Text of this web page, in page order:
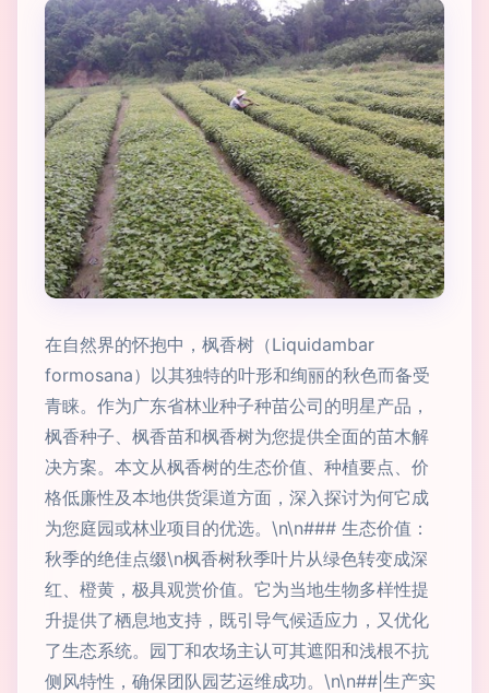
在自然界的怀抱中，枫香树（Liquidambar
formosana）以其独特的叶形和绚丽的秋色而备受
青睐。作为广东省林业种子种苗公司的明星产品，
枫香种子、枫香苗和枫香树为您提供全面的苗木解
决方案。本文从枫香树的生态价值、种植要点、价
格低廉性及本地供货渠道方面，深入探讨为何它成
为您庭园或林业项目的优选。\n\n### 生态价值：
秋季的绝佳点缀\n枫香树秋季叶片从绿色转变成深
红、橙黄，极具观赏价值。它为当地生物多样性提
升提供了栖息地支持，既引导气候适应力，又优化
了生态系统。园丁和农场主认可其遮阳和浅根不抗
侧风特性，确保团队园艺运维成功。\n\n##|生产实